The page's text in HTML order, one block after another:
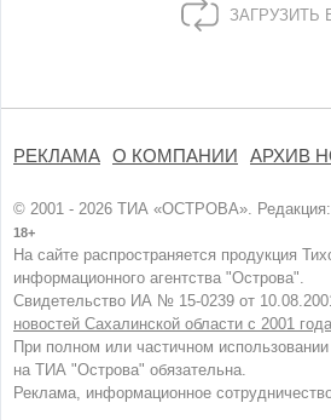
ЗАГРУЗИТЬ
РЕКЛАМА О КОМПАНИИ АРХИВ
© 2001 - 2026 ТИА «ОСТРОВА». Редакция:
18+
На сайте распространяется продукция
информационного агентства "Острова".
Свидетельство ИА № 15-0239 от
новостей Сахалинской области с 2001 года
При полном или частичном
на ТИА "Острова" обязательна.
Реклама, информационное